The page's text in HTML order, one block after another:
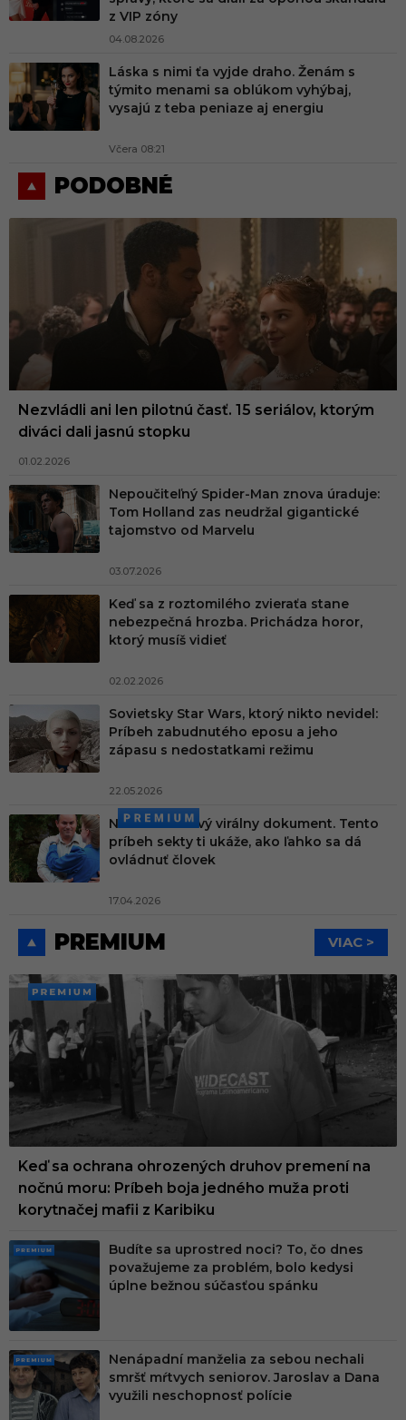
z VIP zóny
04.08.2026
Láska s nimi ťa vyjde draho. Ženám s
týmito menami sa oblúkom vyhýbaj,
vysajú z teba peniaze aj energiu
Včera 08:21
PODOBNÉ
Nezvládli ani len pilotnú časť. 15 seriálov, ktorým
diváci dali jasnú stopku
01.02.2026
Nepoučiteľný Spider-Man znova úraduje:
Tom Holland zas neudržal gigantické
tajomstvo od Marvelu
03.07.2026
Keď sa z roztomilého zvieraťa stane
nebezpečná hrozba. Prichádza horor,
ktorý musíš vidieť
02.02.2026
Sovietsky Star Wars, ktorý nikto nevidel:
Príbeh zabudnutého eposu a jeho
zápasu s nedostatkami režimu
22.05.2026
Netflix má nový virálny dokument. Tento
príbeh sekty ti ukáže, ako ľahko sa dá
ovládnuť človek
17.04.2026
PREMIUM VIAC >
PREMI
UM
Keď sa ochrana ohrozených druhov premení na
nočnú moru: Príbeh boja jedného muža proti
korytnačej mafii z Karibiku
PRE
MIU
M
Budíte sa uprostred noci? To, čo dnes
považujeme za problém, bolo kedysi
úplne bežnou súčasťou spánku
PRE
MIU
M
Nenápadní manželia za sebou nechali
smršť mŕtvych seniorov. Jaroslav a Dana
využili neschopnosť polície